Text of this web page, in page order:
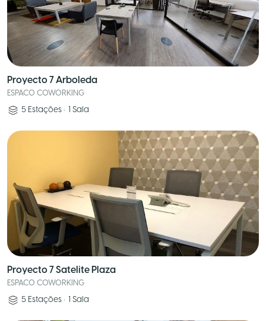
Proyecto 7 Arboleda
ESPACO COWORKING
5 Estações • 1 Sala
Proyecto 7 Satelite Plaza
ESPACO COWORKING
5 Estações • 1 Sala